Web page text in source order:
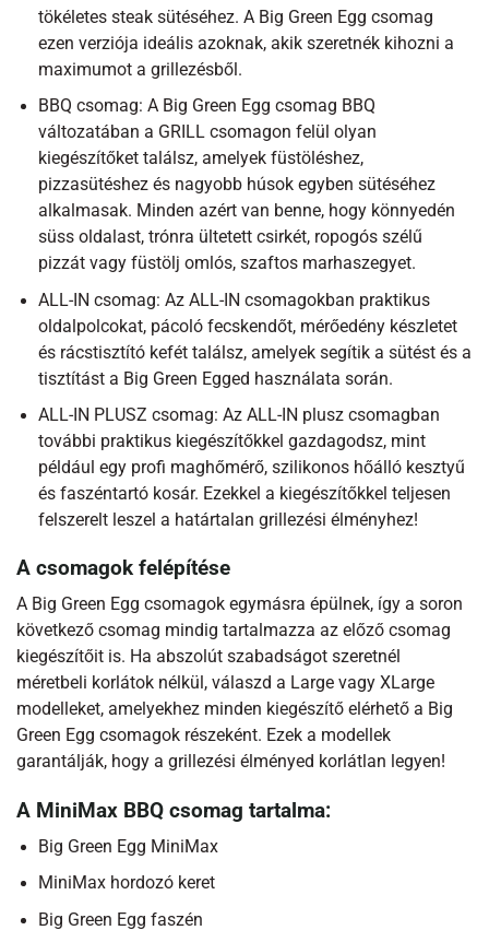
tökéletes steak sütéséhez. A Big Green Egg csomag
ezen verziója ideális azoknak, akik szeretnék kihozni a
maximumot a grillezésből.
BBQ csomag: A Big Green Egg csomag BBQ
változatában a GRILL csomagon felül olyan
kiegészítőket találsz, amelyek füstöléshez,
pizzasütéshez és nagyobb húsok egyben sütéséhez
alkalmasak. Minden azért van benne, hogy könnyedén
süss oldalast, trónra ültetett csirkét, ropogós szélű
pizzát vagy füstölj omlós, szaftos marhaszegyet.
ALL-IN csomag: Az ALL-IN csomagokban praktikus
oldalpolcokat, pácoló fecskendőt, mérőedény készletet
és rácstisztító kefét találsz, amelyek segítik a sütést és a
tisztítást a Big Green Egged használata során.
ALL-IN PLUSZ csomag: Az ALL-IN plusz csomagban
további praktikus kiegészítőkkel gazdagodsz, mint
például egy profi maghőmérő, szilikonos hőálló kesztyű
és faszéntartó kosár. Ezekkel a kiegészítőkkel teljesen
felszerelt leszel a határtalan grillezési élményhez!
A csomagok felépítése
A Big Green Egg csomagok egymásra épülnek, így a soron
következő csomag mindig tartalmazza az előző csomag
kiegészítőit is. Ha abszolút szabadságot szeretnél
méretbeli korlátok nélkül, válaszd a Large vagy XLarge
modelleket, amelyekhez minden kiegészítő elérhető a Big
Green Egg csomagok részeként. Ezek a modellek
garantálják, hogy a grillezési élményed korlátlan legyen!
A MiniMax BBQ csomag tartalma:
Big Green Egg MiniMax
MiniMax hordozó keret
Big Green Egg faszén